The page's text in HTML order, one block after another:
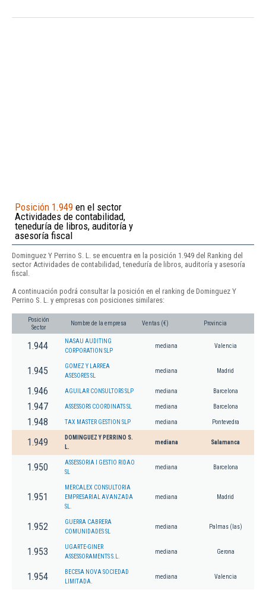
Posición 1.949 en el sector
Actividades de contabilidad,
teneduría de libros, auditoría y
asesoría fiscal
Dominguez Y Perrino S. L. se encuentra en la posición 1.949 del Ranking del
sector Actividades de contabilidad, teneduría de libros, auditoría y asesoría
fiscal.
A continuación podrá consultar la posición en el ranking de Dominguez Y
Perrino S. L. y empresas con posiciones similares:
Posición
Sector
Nombre de la empresa Ventas (€) Provincia
1.944
NASAU AUDITING
CORPORATION SLP
mediana Valencia
1.945
GOMEZ Y LARREA
ASESORES SL
mediana Madrid
1.946 AGUILAR CONSULTORS SLP mediana Barcelona
1.947 ASSESSORS COORDINATS SL mediana Barcelona
1.948 TAX MASTER GESTION SLP mediana Pontevedra
1.949
DOMINGUEZ Y PERRINO S.
L.
mediana Salamanca
1.950
ASSESSORIA I GESTIO RIDAO
SL
mediana Barcelona
1.951
MERCALEX CONSULTORIA
EMPRESARIAL AVANZADA
SL.
mediana Madrid
1.952
GUERRA CABRERA
COMUNIDADES SL
mediana Palmas (las)
1.953
UGARTE-GINER
ASSESSORAMENTS S.L.
mediana Gerona
1.954
BECESA NOVA SOCIEDAD
LIMITADA.
mediana Valencia